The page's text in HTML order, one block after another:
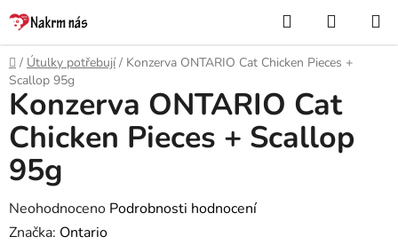
Přejít
na
obsah
Hledat
KOŠÍK
Domů
/ Útulky potřebují / Konzerva ONTARIO Cat Chicken Pieces +
Scallop 95g
Konzerva ONTARIO Cat
Chicken Pieces + Scallop
95g
Průměrné
hodnocení
Neohodnoceno Podrobnosti hodnocení
Značka: Ontario